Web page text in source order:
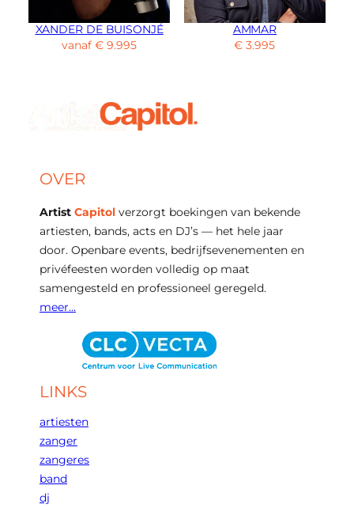
XANDER DE BUISONJÉ
vanaf€ 9.995
AMMAR
€ 3.995
OVER
Artist Capitol verzorgt boekingen van bekende
artiesten, bands, acts en DJ’s — het hele jaar
door. Openbare events, bedrijfsevenementen en
privéfeesten worden volledig op maat
samengesteld en professioneel geregeld.
meer…
LINKS
artiesten
zanger
zangeres
band
dj